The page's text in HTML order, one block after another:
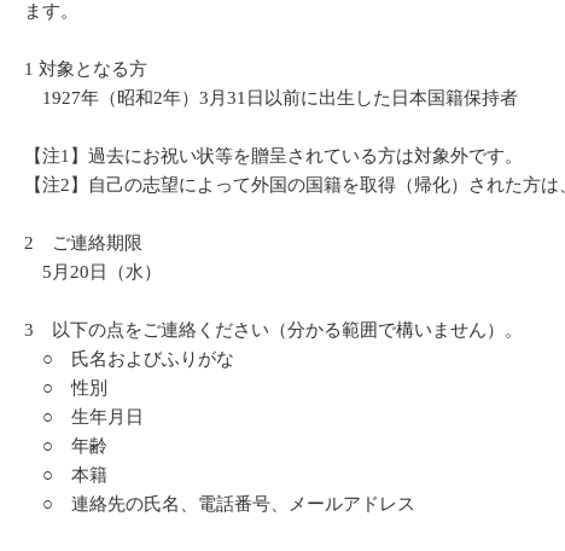
ます。
1 対象となる方
1927年（昭和2年）3月31日以前に出生した日本国籍保持者
【注1】過去にお祝い状等を贈呈されている方は対象外です。
【注2】自己の志望によって外国の国籍を取得（帰化）された方
2 ご連絡期限
5月20日（水）
3 以下の点をご連絡ください（分かる範囲で構いません）。
○ 氏名およびふりがな
○ 性別
○ 生年月日
○ 年齢
○ 本籍
○ 連絡先の氏名、電話番号、メールアドレス